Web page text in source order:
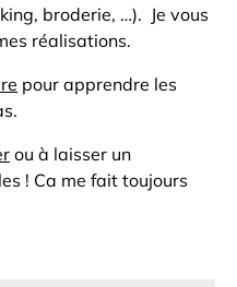
broderie, …). Je vous
réalisations.
pour apprendre les
ou à laisser un
! Ca me fait toujours